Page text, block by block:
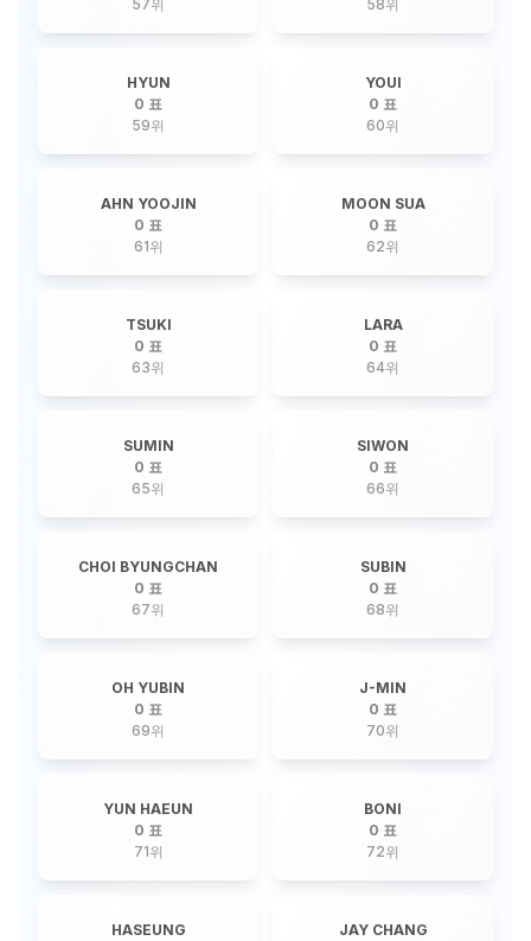
57위 58위
HYUN
0 표
59위
YOUI
0 표
60위
AHN YOOJIN
0 표
61위
MOON SUA
0 표
62위
TSUKI
0 표
63위
LARA
0 표
64위
SUMIN
0 표
65위
SIWON
0 표
66위
CHOI BYUNGCHAN
0 표
67위
SUBIN
0 표
68위
OH YUBIN
0 표
69위
J-MIN
0 표
70위
YUN HAEUN
0 표
71위
BONI
0 표
72위
HASEUNG
JAY CHANG